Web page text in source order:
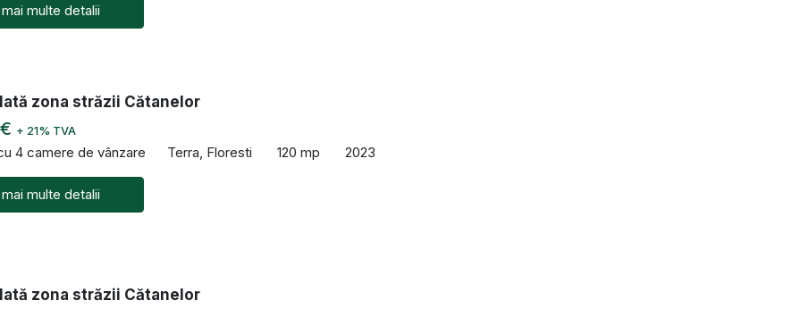
multe detalii
zona străzii Cătanelor
+ 21% TVA
4 camere de vânzare Terra, Floresti 120 mp 2023
multe detalii
zona străzii Cătanelor